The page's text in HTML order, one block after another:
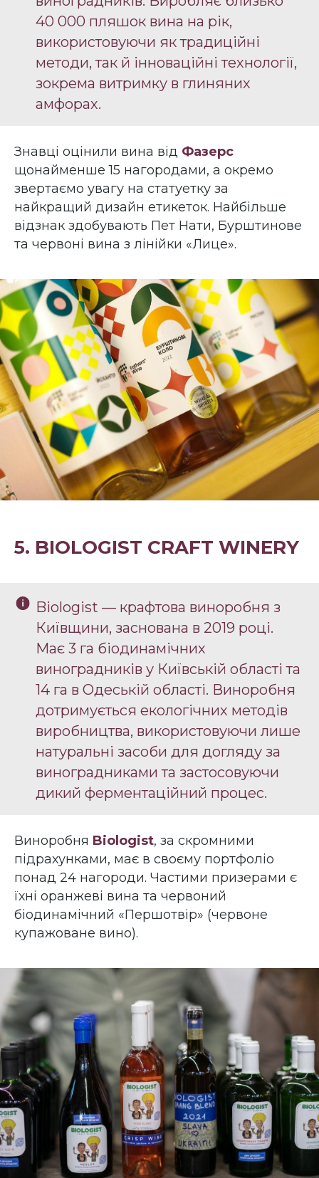
40 000 пляшок вина на рік,
використовуючи як традиційні
методи, так й інноваційні технології,
зокрема витримку в глиняних
амфорах.
Знавці оцінили вина від Фазерс
щонайменше 15 нагородами, а окремо
звертаємо увагу на статуетку за
найкращий дизайн етикеток. Найбільше
відзнак здобувають Пет Нати, Бурштинове
та червоні вина з лінійки «Лице».
5. BIOLOGIST CRAFT WINERY
Biologist — крафтова виноробня з
Київщини, заснована в 2019 році.
Має 3 га біодинамічних
виноградників у Київській області та
14 га в Одеській області. Виноробня
дотримується екологічних методів
виробництва, використовуючи лише
натуральні засоби для догляду за
виноградниками та застосовуючи
дикий ферментаційний процес.
Виноробня Biologist, за скромними
підрахунками, має в своєму портфоліо
понад 24 нагороди. Частими призерами є
їхні оранжеві вина та червоний
біодинамічний «Першотвір» (червоне
купажоване вино).